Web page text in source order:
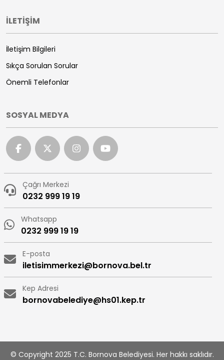
İLETİŞİM
İletişim Bilgileri
Sıkça Sorulan Sorular
Önemli Telefonlar
SOSYAL MEDYA
Çağrı Merkezi
0232 999 19 19
Whatsapp
0232 999 19 19
E-posta
iletisimmerkezi@bornova.bel.tr
Kep Adresi
bornovabelediye@hs01.kep.tr
© Copyright 2025 T.C. Bornova Belediyesi. Her hakkı saklıdır.